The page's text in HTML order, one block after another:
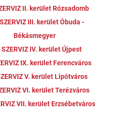
II. kerület Rózsadomb
III. kerület Óbuda -
Békásmegyer
SZERVIZ IV. kerület Újpest
IX. kerület Ferencváros
V. kerület Lipótváros
VI. kerület Terézváros
VII. kerület Erzsébetváros